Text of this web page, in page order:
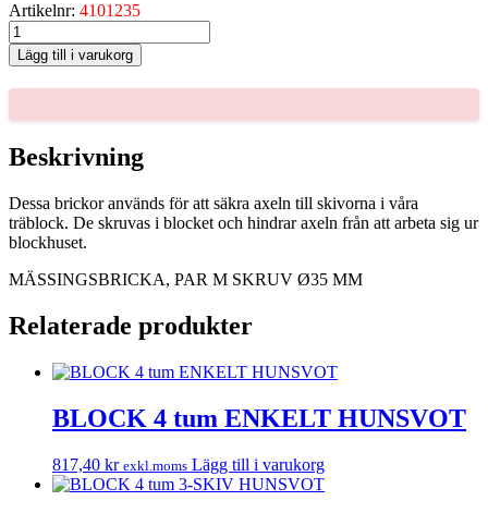
Artikelnr: 4101235
MÄSSINGSBRICKA,
PAR
M
SKRUV
MM
mängd
Lägg till i varukorg
Beskrivning
Dessa brickor används för att säkra axeln till skivorna i våra
träblock. De skruvas i blocket och hindrar axeln från att arbeta sig ur
blockhuset.
MÄSSINGSBRICKA, PAR M SKRUV Ø35 MM
Relaterade produkter
BLOCK 4 tum ENKELT HUNSVOT
817,40 kr exkl.moms Lägg till i varukorg